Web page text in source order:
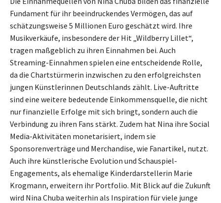
Fundament für ihr beeindruckendes Vermögen, das auf
schätzungsweise 5 Millionen Euro geschätzt wird. Ihre
Musikverkäufe, insbesondere der Hit „Wildberry Lillet“,
tragen maßgeblich zu ihren Einnahmen bei. Auch
Streaming-Einnahmen spielen eine entscheidende Rolle,
da die Chartstürmerin inzwischen zu den erfolgreichsten
jungen Künstlerinnen Deutschlands zählt. Live-Auftritte
sind eine weitere bedeutende Einkommensquelle, die nicht
nur finanzielle Erfolge mit sich bringt, sondern auch die
Verbindung zu ihren Fans stärkt. Zudem hat Nina ihre Social
Media-Aktivitäten monetarisiert, indem sie
Sponsorenverträge und Merchandise, wie Fanartikel, nutzt.
Auch ihre künstlerische Evolution und Schauspiel-
Engagements, als ehemalige Kinderdarstellerin Marie
Krogmann, erweitern ihr Portfolio. Mit Blick auf die Zukunft
wird Nina Chuba weiterhin als Inspiration für viele junge